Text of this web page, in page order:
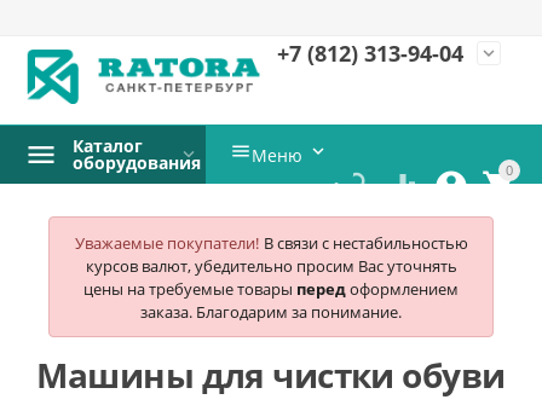
+7 (812) 313-94-04 expand_more
0


 
Каталог
оборудования Меню 
Уважаемые покупатели! В связи с нестабильностью
курсов валют, убедительно просим Вас уточнять
цены на требуемые товары передоформлением
заказа. Благодарим за понимание.
Машины для чистки обуви